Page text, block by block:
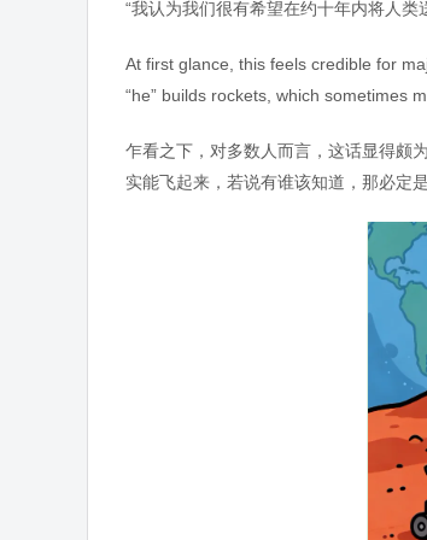
“我认为我们很有希望在约十年内将人类
At first glance, this feels credible for
“he” builds rockets, which sometimes
乍看之下，对多数人而言，这话显得颇
实能飞起来，若说有谁该知道，那必定是